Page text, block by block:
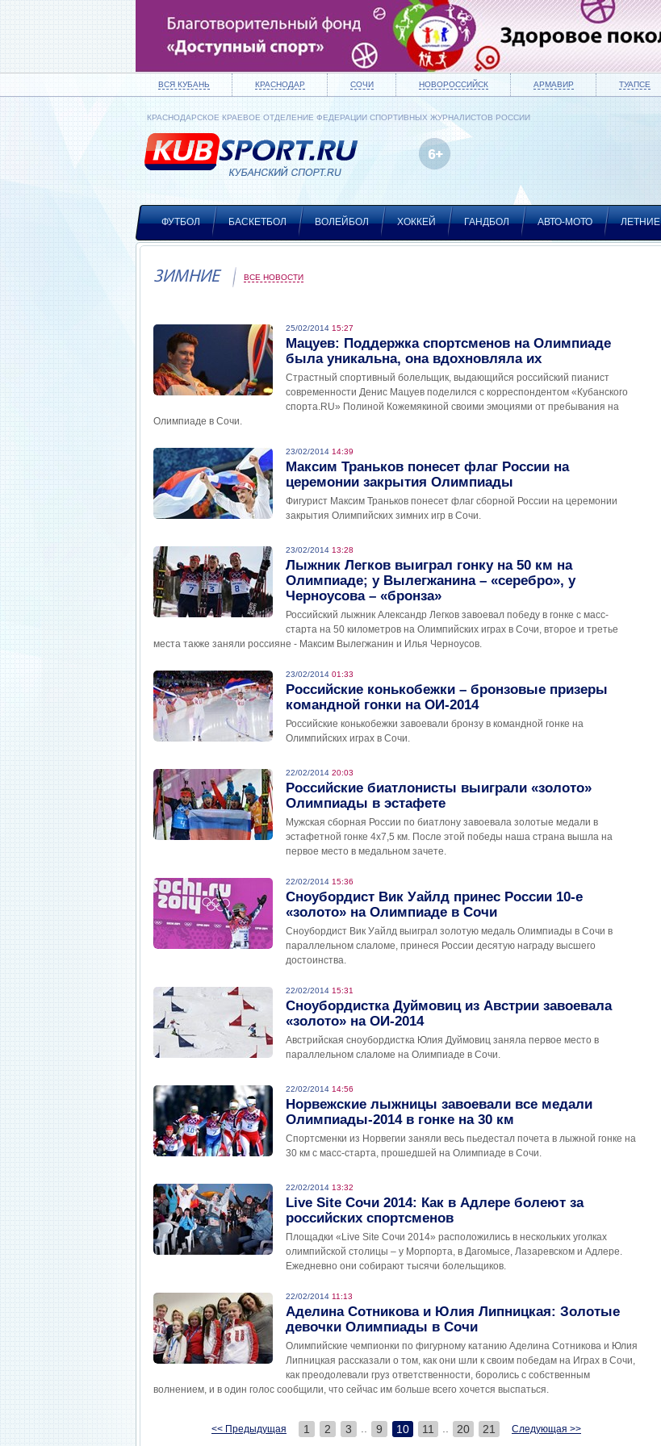
ВСЯ КУБАНЬ КРАСНОДАР СОЧИ НОВОРОССИЙСК АРМАВИР ТУАПСЕ
КРАСНОДАРСКОЕ КРАЕВОЕ ОТДЕЛЕНИЕ ФЕДЕРАЦИИ СПОРТИВНЫХ ЖУРНАЛИСТОВ РОССИИ
ФУТБОЛ БАСКЕТБОЛ ВОЛЕЙБОЛ ХОККЕЙ ГАНДБОЛ АВТО-МОТО ЛЕТНИЕ
ЗИМНИЕ ВСЕ НОВОСТИ
25/02/2014 15:27
Мацуев: Поддержка спортсменов на Олимпиаде
была уникальна, она вдохновляла их
Страстный спортивный болельщик, выдающийся российский пианист
современности Денис Мацуев поделился с корреспондентом «Кубанского
спорта.RU» Полиной Кожемякиной своими эмоциями от пребывания на
Олимпиаде в Сочи.
23/02/2014 14:39
Максим Траньков понесет флаг России на
церемонии закрытия Олимпиады
Фигурист Максим Траньков понесет флаг сборной России на церемонии
закрытия Олимпийских зимних игр в Сочи.
23/02/2014 13:28
Лыжник Легков выиграл гонку на 50 км на
Олимпиаде; у Вылегжанина – «серебро», у
Черноусова – «бронза»
Российский лыжник Александр Легков завоевал победу в гонке с масс-
старта на 50 километров на Олимпийских играх в Сочи, второе и третье
места также заняли россияне - Максим Вылегжанин и Илья Черноусов.
23/02/2014 01:33
Российские конькобежки – бронзовые призеры
командной гонки на ОИ-2014
Российские конькобежки завоевали бронзу в командной гонке на
Олимпийских играх в Сочи.
22/02/2014 20:03
Российские биатлонисты выиграли «золото»
Олимпиады в эстафете
Мужская сборная России по биатлону завоевала золотые медали в
эстафетной гонке 4х7,5 км. После этой победы наша страна вышла на
первое место в медальном зачете.
22/02/2014 15:36
Сноубордист Вик Уайлд принес России 10-е
«золото» на Олимпиаде в Сочи
Сноубордист Вик Уайлд выиграл золотую медаль Олимпиады в Сочи в
параллельном слаломе, принеся России десятую награду высшего
достоинства.
22/02/2014 15:31
Сноубордистка Дуймовиц из Австрии завоевала
«золото» на ОИ-2014
Австрийская сноубордистка Юлия Дуймовиц заняла первое место в
параллельном слаломе на Олимпиаде в Сочи.
22/02/2014 14:56
Норвежские лыжницы завоевали все медали
Олимпиады-2014 в гонке на 30 км
Спортсменки из Норвегии заняли весь пьедестал почета в лыжной гонке на
30 км с масс-старта, прошедшей на Олимпиаде в Сочи.
22/02/2014 13:32
Live Site Сочи 2014: Как в Адлере болеют за
российских спортсменов
Площадки «Live Site Сочи 2014» расположились в нескольких уголках
олимпийской столицы – у Морпорта, в Дагомысе, Лазаревском и Адлере.
Ежедневно они собирают тысячи болельщиков.
22/02/2014 11:13
Аделина Сотникова и Юлия Липницкая: Золотые
девочки Олимпиады в Сочи
Олимпийские чемпионки по фигурному катанию Аделина Сотникова и Юлия
Липницкая рассказали о том, как они шли к своим победам на Играх в Сочи,
как преодолевали груз ответственности, боролись с собственным
волнением, и в один голос сообщили, что сейчас им больше всего хочется выспаться.
<< Предыдущая 1 2 3 9 10 11 20 21 Следующая >>